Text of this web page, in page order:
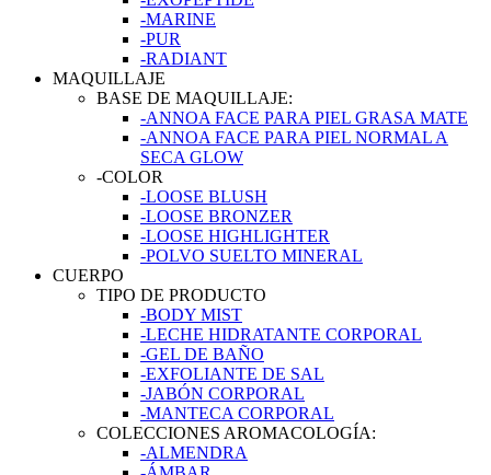
-MARINE
-PUR
-RADIANT
MAQUILLAJE
BASE DE MAQUILLAJE:
-ANNOA FACE PARA PIEL GRASA MATE
-ANNOA FACE PARA PIEL NORMAL A
SECA GLOW
-COLOR
-LOOSE BLUSH
-LOOSE BRONZER
-LOOSE HIGHLIGHTER
-POLVO SUELTO MINERAL
CUERPO
TIPO DE PRODUCTO
-BODY MIST
-LECHE HIDRATANTE CORPORAL
-GEL DE BAÑO
-EXFOLIANTE DE SAL
-JABÓN CORPORAL
-MANTECA CORPORAL
COLECCIONES AROMACOLOGÍA:
-ALMENDRA